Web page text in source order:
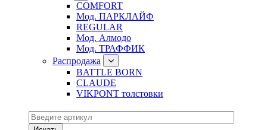
COMFORT
Мод. ПАРКЛАЙФ
REGULAR
Мод. Алмодо
Мод. ТРАФФИК
Распродажа
BATTLE BORN
CLAUDE
VIKPONT толстовки